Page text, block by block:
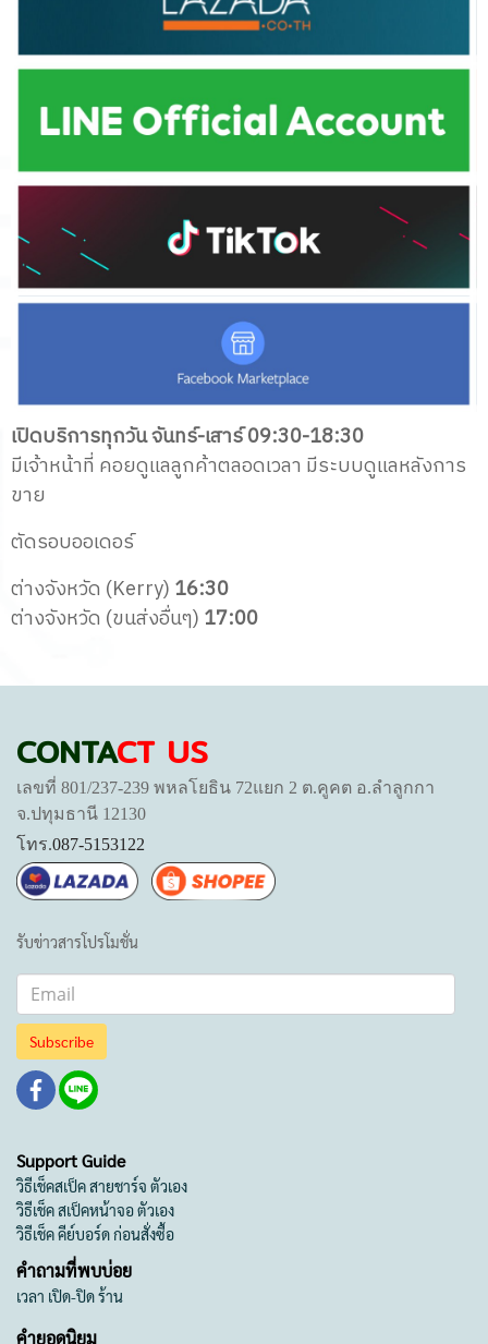
เปิดบริการทุกวัน จันทร์-เสาร์ 09:30-18:30
มีเจ้าหน้าที่ คอยดูแลลูกค้าตลอดเวลา มีระบบดูแลหลังการ
ขาย
ตัดรอบออเดอร์
ต่างจังหวัด (Kerry) 16:30
ต่างจังหวัด (ขนส่งอื่นๆ) 17:00
CONTACT US
เลขที่ 801/237-239 พหลโยธิน 72แยก 2 ต.คูคต อ.ลำลูกกา
จ.ปทุมธานี 12130
โทร.087-5153122
รับข่าวสารโปรโมชั่น
Subscribe
Support Guide
วิธีเช็คสเป็ค สายชาร์จ ตัวเอง
วิธีเช็ค สเป็คหน้าจอ ตัวเอง
วิธีเช็ค คีย์บอร์ด ก่อนสั่งซื้อ
คำถามที่พบบ่อย
เวลา เปิด-ปิด ร้าน
คำยอดนิยม